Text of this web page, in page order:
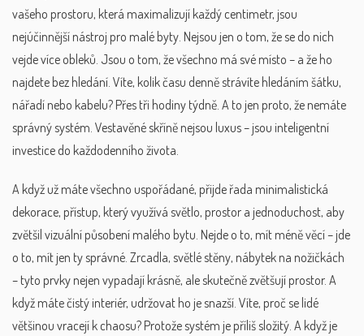
vašeho prostoru, která maximalizují každý centimetr, jsou
nejúčinnější nástroj pro malé byty. Nejsou jen o tom, že se do nich
vejde více obleků. Jsou o tom, že všechno má své místo – a že ho
najdete bez hledání. Víte, kolik času denně strávíte hledáním šátku,
nářadí nebo kabelu? Přes tři hodiny týdně. A to jen proto, že nemáte
správný systém. Vestavěné skříně nejsou luxus – jsou inteligentní
investice do každodenního života.
A když už máte všechno uspořádané, přijde řada minimalistická
dekorace, přístup, který využívá světlo, prostor a jednoduchost, aby
zvětšil vizuální působení malého bytu. Nejde o to, mít méně věcí – jde
o to, mít jen ty správné. Zrcadla, světlé stěny, nábytek na nožičkách
– tyto prvky nejen vypadají krásně, ale skutečně zvětšují prostor. A
když máte čistý interiér, udržovat ho je snazší. Víte, proč se lidé
většinou vracejí k chaosu? Protože systém je příliš složitý. A když je